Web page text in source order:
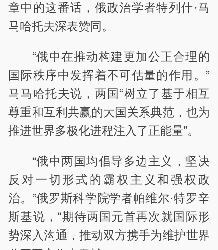
章中的这番话，俄政治学者特列什·马
马哈托夫深表赞同。
“俄中在推动构建更加公正合理的
国际秩序中发挥着不可估量的作用。”
马马哈托夫说，两国“树立了基于相互
尊重和互利共赢的大国关系典范，也为
推进世界多极化进程注入了正能量”。
“俄中两国均倡导多边主义，坚决
反对一切形式的霸权主义和强权政
治。”俄罗斯科学院学者帕维尔·特罗辛
斯基说，“期待两国元首再次就国际形
势深入沟通，推动双方携手为维护世界